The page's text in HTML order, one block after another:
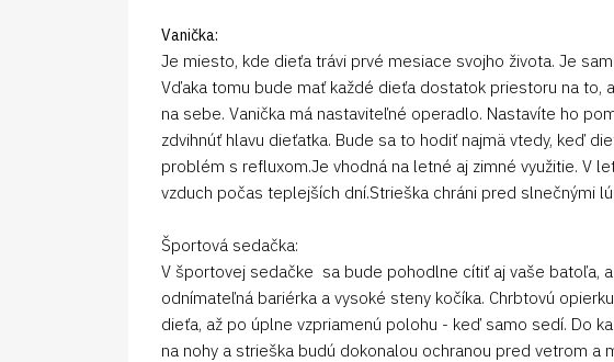
Vanička:
Je miesto, kde dieťa trávi prvé mesiace svojho života. Je
Vďaka tomu bude mať každé dieťa dostatok priestoru na to,
na sebe. Vanička má nastaviteľné operadlo. Nastavíte ho
zdvihnúť hlavu dieťatka. Bude sa to hodiť najmä vtedy, keď
problém s refluxom.Je vhodná na letné aj zimné využitie. V
vzduch počas teplejších dní.Strieška chráni pred slnečnými
Športová sedačka:
V športovej sedačke sa bude pohodlne cítiť aj vaše batoľa,
odnímateľná bariérka a vysoké steny kočíka. Chrbtovú
dieťa, až po úplne vzpriamenú polohu - keď samo sedí. Do
na nohy a strieška budú dokonalou ochranou pred vetrom